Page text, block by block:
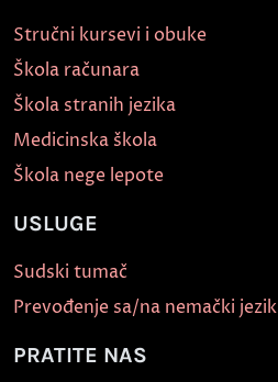
Stručni kursevi i obuke
Škola računara
Škola stranih jezika
Medicinska škola
Škola nege lepote
USLUGE
Sudski tumač
Prevođenje sa/na nemački jezik
PRATITE NAS